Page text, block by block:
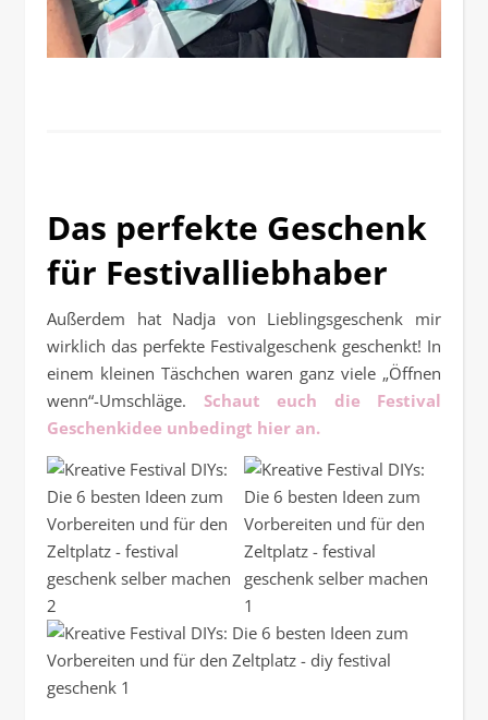
Das perfekte Geschenk
für Festivalliebhaber
Außerdem hat Nadja von Lieblingsgeschenk mir
wirklich das perfekte Festivalgeschenk geschenkt! In
einem kleinen Täschchen waren ganz viele „Öffnen
wenn“-Umschläge. Schaut euch die Festival
Geschenkidee unbedingt hier an.